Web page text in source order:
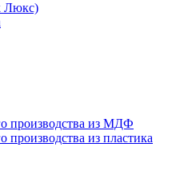
Люкс)
производства из МДФ
производства из пластика